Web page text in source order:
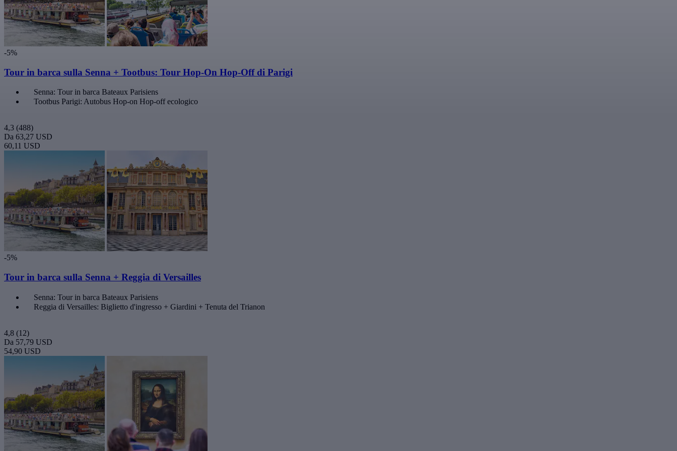
-5%
Tour in barca sulla Senna + Tootbus: Tour Hop-On Hop-Off di Parigi
Senna: Tour in barca Bateaux Parisiens
Tootbus Parigi: Autobus Hop-on Hop-off ecologico
4,3 (488)
Da 63,27 USD
60,11 USD
-5%
Tour in barca sulla Senna + Reggia di Versailles
Senna: Tour in barca Bateaux Parisiens
Reggia di Versailles: Biglietto d'ingresso + Giardini + Tenuta del Trianon
4,8 (12)
Da 57,79 USD
54,90 USD